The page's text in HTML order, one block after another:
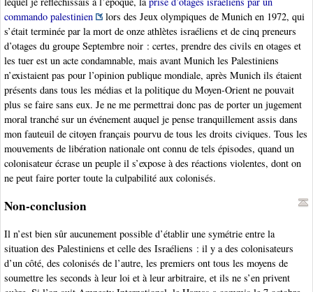
commando palestinien
lors des Jeux olympiques de Munich en 1972, qui
s’était terminée par la mort de onze athlètes israéliens et de cinq preneurs
d’otages du groupe Septembre noir : certes, prendre des civils en otages et
les tuer est un acte condamnable, mais avant Munich les Palestiniens
n’existaient pas pour l’opinion publique mondiale, après Munich ils étaient
présents dans tous les médias et la politique du Moyen-Orient ne pouvait
plus se faire sans eux. Je ne me permettrai donc pas de porter un jugement
moral tranché sur un événement auquel je pense tranquillement assis dans
mon fauteuil de citoyen français pourvu de tous les droits civiques. Tous les
mouvements de libération nationale ont connu de tels épisodes, quand un
colonisateur écrase un peuple il s’expose à des réactions violentes, dont on
ne peut faire porter toute la culpabilité aux colonisés.
Non-conclusion
Il n’est bien sûr aucunement possible d’établir une symétrie entre la
situation des Palestiniens et celle des Israéliens : il y a des colonisateurs
d’un côté, des colonisés de l’autre, les premiers ont tous les moyens de
soumettre les seconds à leur loi et à leur arbitraire, et ils ne s’en privent